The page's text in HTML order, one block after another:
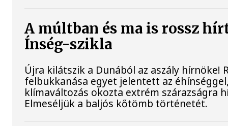
A múltban és ma is rossz
Ínség-szikla
Újra kilátszik a Dunából az aszály hírnöke!
felbukkanása egyet jelentett az
klímaváltozás okozta extrém szárazságra
Elmeséljük a baljós kőtömb történetét.